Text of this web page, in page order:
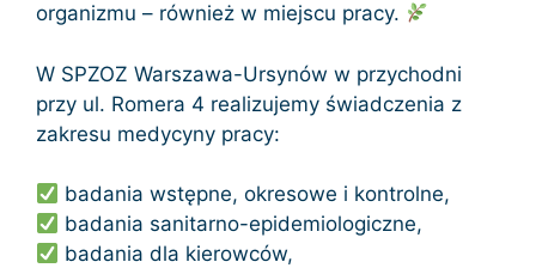
organizmu – również w miejscu pracy.
W SPZOZ Warszawa-Ursynów w przychodni
przy ul. Romera 4 realizujemy świadczenia z
zakresu medycyny pracy:
badania wstępne, okresowe i kontrolne,
badania sanitarno-epidemiologiczne,
badania dla kierowców,